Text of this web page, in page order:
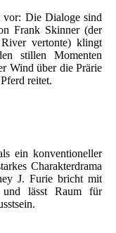
vor: Die Dialoge sind
Frank Skinner (der
vertonte) klingt
stillen Momenten
Wind über die Prärie
reitet.
ein konventioneller
Charakterdrama
J. Furie bricht mit
und lässt Raum für